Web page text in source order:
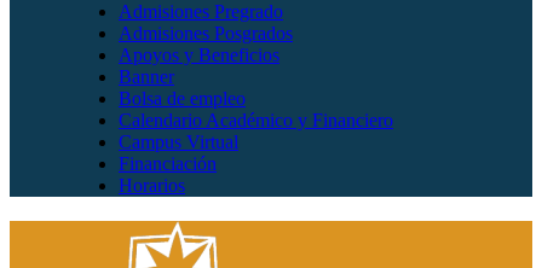
Admisiones Pregrado
Admisiones Posgrados
Apoyos y Beneficios
Banner
Bolsa de empleo
Calendario Académico y Financiero
Campus Virtual
Financiación
Horarios